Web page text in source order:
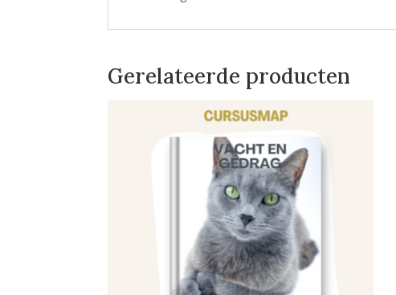
Gerelateerde producten